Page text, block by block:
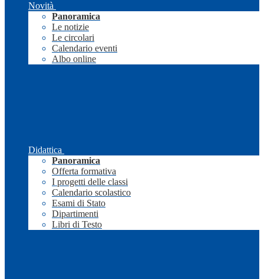
Novità
Panoramica
Le notizie
Le circolari
Calendario eventi
Albo online
Didattica
Panoramica
Offerta formativa
I progetti delle classi
Calendario scolastico
Esami di Stato
Dipartimenti
Libri di Testo